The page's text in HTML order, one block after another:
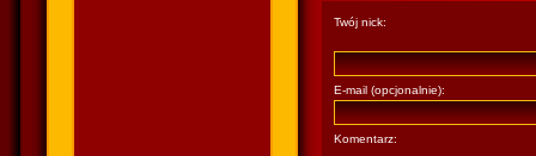
Twój nick:
E-mail (opcjonalnie):
Komentarz: